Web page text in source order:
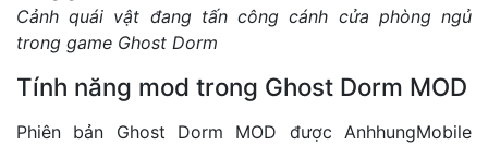
Cảnh quái vật đang tấn công cánh cửa phòng ngủ
trong game Ghost Dorm
Tính năng mod trong Ghost Dorm MOD
Phiên bản Ghost Dorm MOD được AnhhungMobile